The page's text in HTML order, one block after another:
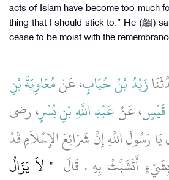
acts of Islam have become too much
thing that I should stick to.” He (ﷺ) said: “Let not your tongue
cease to be moist with the
زَيْدُ بْنُ حُبَابٍ، عَنْمُعَاوِيَةَ بْنِ
قَيْسٍ، عَنْعَبْدِ اللَّهِ بْنِ بُسْرٍ، رضى
رَسُولَ اللَّهِ إِنَّ شَرَائِعَ الإِسْلاَمِ قَدْ
أَتَشَبَّثُ بِهِ ‏.‏ قَالَ "‏ لاَ يَزَالُ